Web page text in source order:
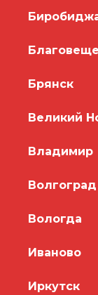
Брянск
Великий
Владимир
Волгоград
Вологда
Иваново
Иркутск